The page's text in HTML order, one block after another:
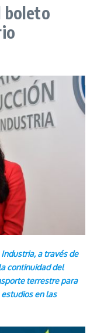
boleto
a través de
continuidad del
terrestre para
en las